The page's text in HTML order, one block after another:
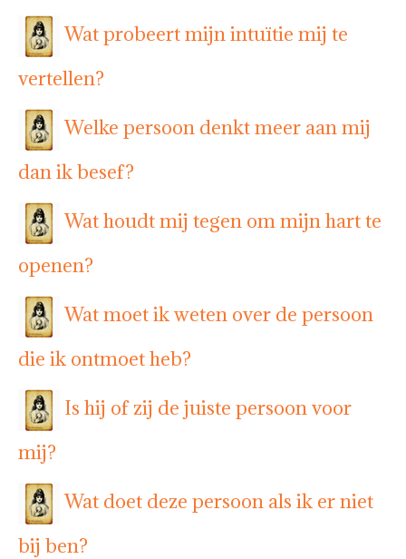
Wat probeert mijn intuïtie mij te
vertellen?
Welke persoon denkt meer aan mij
dan ik besef?
Wat houdt mij tegen om mijn hart te
openen?
Wat moet ik weten over de persoon
die ik ontmoet heb?
Is hij of zij de juiste persoon voor
mij?
Wat doet deze persoon als ik er niet
bij ben?